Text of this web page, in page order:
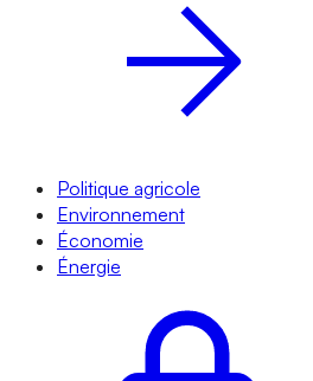
Politique agricole
Environnement
Économie
Énergie